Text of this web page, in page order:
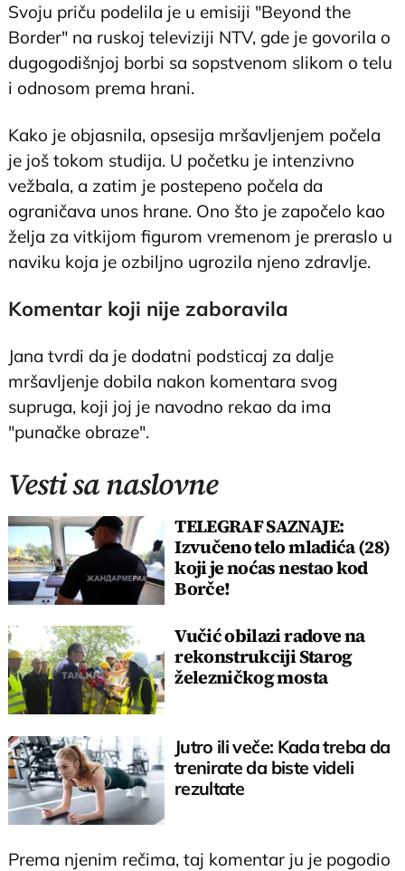
Svoju priču podelila je u emisiji "Beyond the
Border" na ruskoj televiziji NTV, gde je govorila o
dugogodišnjoj borbi sa sopstvenom slikom o telu
i odnosom prema hrani.
Kako je objasnila, opsesija mršavljenjem počela
je još tokom studija. U početku je intenzivno
vežbala, a zatim je postepeno počela da
ograničava unos hrane. Ono što je započelo kao
želja za vitkijom figurom vremenom je preraslo u
naviku koja je ozbiljno ugrozila njeno zdravlje.
Komentar koji nije zaboravila
Jana tvrdi da je dodatni podsticaj za dalje
mršavljenje dobila nakon komentara svog
supruga, koji joj je navodno rekao da ima
"punačke obraze".
Vesti sa naslovne
TELEGRAF SAZNAJE:
Izvučeno telo mladića (28)
koji je noćas nestao kod
Borče!
Vučić obilazi radove na
rekonstrukciji Starog
železničkog mosta
Jutro ili veče: Kada treba da
trenirate da biste videli
rezultate
Prema njenim rečima, taj komentar ju je pogodio